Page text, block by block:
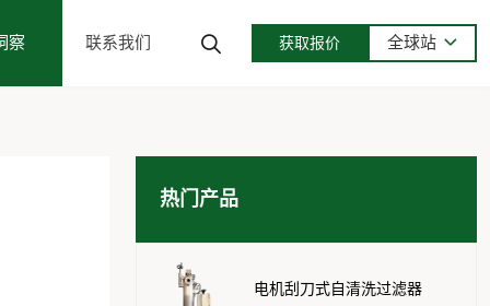
获取报价 全球站
察 联系我们
热门产品
电机刮刀式自清洗过滤器